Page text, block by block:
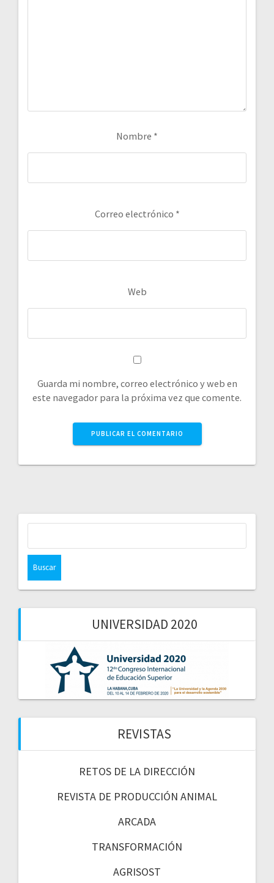
Nombre *
Correo electrónico *
Web
Guarda mi nombre, correo electrónico y web en
este navegador para la próxima vez que comente.
UNIVERSIDAD 2020
REVISTAS
RETOS DE LA DIRECCIÓN
REVISTA DE PRODUCCIÓN ANIMAL
ARCADA
TRANSFORMACIÓN
AGRISOST